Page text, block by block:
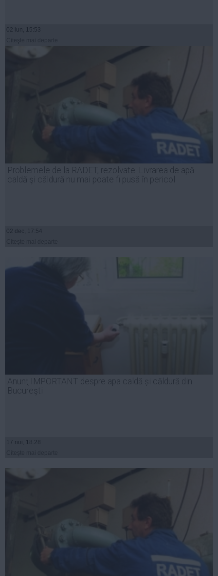
02 iun, 15:53
Problemele de la RADET, rezolvate. Livrarea de apă
caldă şi căldură nu mai poate fi pusă în pericol
02 dec, 17:54
Anunţ IMPORTANT despre apa caldă și căldură din
Bucureşti
17 noi, 18:28